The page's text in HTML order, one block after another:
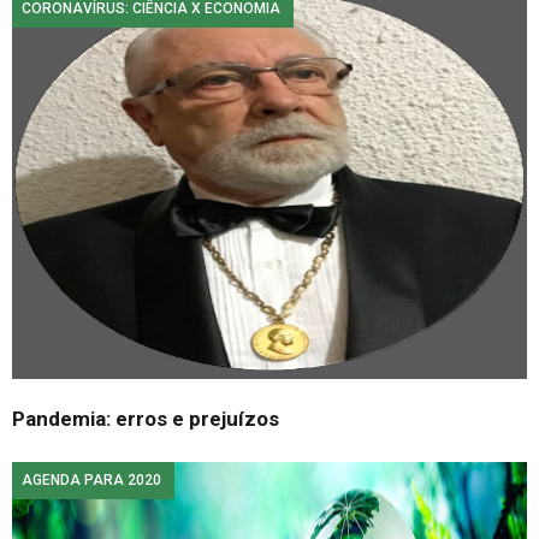
CORONAVÍRUS: CIÊNCIA X ECONOMIA
Pandemia: erros e prejuízos
AGENDA PARA 2020